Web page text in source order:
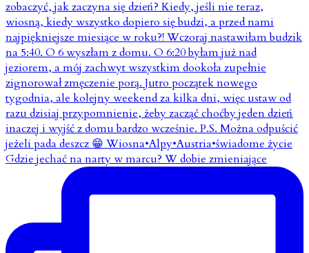
Gdzie jechać na narty w marcu? W dobie zmieniające